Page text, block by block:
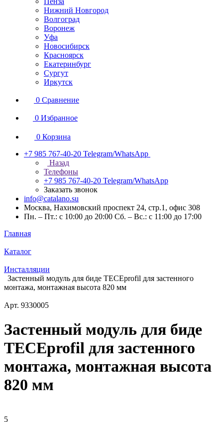
Нижний Новгород
Волгоград
Воронеж
Уфа
Новосибирск
Красноярск
Екатеринбург
Сургут
Иркутск
0 Сравнение
0 Избранное
0 Корзина
+7 985 767-40-20 Telegram/WhatsApp
Назад
Телефоны
+7 985 767-40-20 Telegram/WhatsApp
Заказать звонок
info@catalano.su
Москва, Нахимовский проспект 24, стр.1, офис 308
Пн. – Пт.: с 10:00 до 20:00 Сб. – Вс.: с 11:00 до 17:00
Главная
Каталог
Инсталляции
Застенный модуль для биде TECEprofil для застенного
монтажа, монтажная высота 820 мм
Арт. 9330005
Застенный модуль для биде
TECEprofil для застенного
монтажа, монтажная высота
820 мм
5